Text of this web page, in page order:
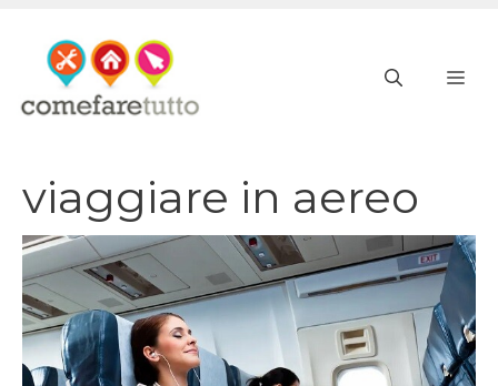
contenuto
viaggiare in aereo